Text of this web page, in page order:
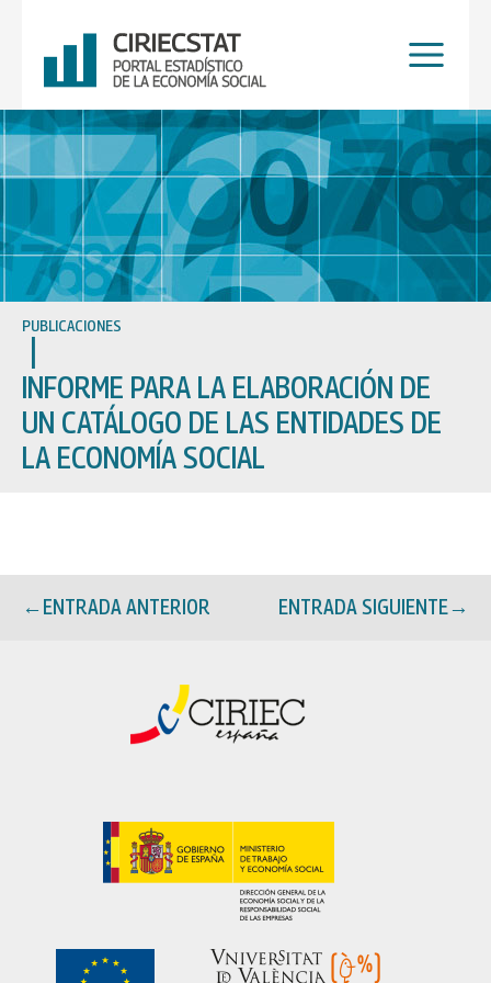
contenido
PUBLICACIONES
INFORME PARA LA ELABORACIÓN DE
UN CATÁLOGO DE LAS ENTIDADES DE
LA ECONOMÍA SOCIAL
←ENTRADA ANTERIOR ENTRADA SIGUIENTE→